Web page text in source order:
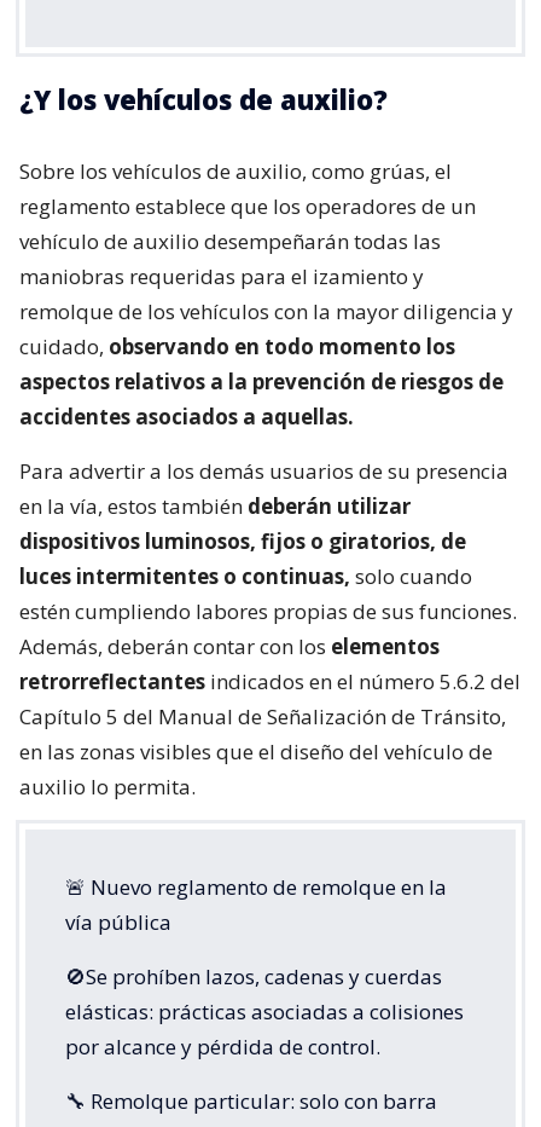
¿Y los vehículos de auxilio?
Sobre los vehículos de auxilio, como grúas, el
reglamento establece que los operadores de un
vehículo de auxilio desempeñarán todas las
maniobras requeridas para el izamiento y
remolque de los vehículos con la mayor diligencia y
cuidado, observando en todo momento los
aspectos relativos a la prevención de riesgos de
accidentes asociados a aquellas.
Para advertir a los demás usuarios de su presencia
en la vía, estos también deberán utilizar
dispositivos luminosos, fijos o giratorios, de
luces intermitentes o continuas, solo cuando
estén cumpliendo labores propias de sus funciones.
Además, deberán contar con los elementos
retrorreflectantes indicados en el número 5.6.2 del
Capítulo 5 del Manual de Señalización de Tránsito,
en las zonas visibles que el diseño del vehículo de
auxilio lo permita.
🚨 Nuevo reglamento de remolque en la
vía pública
🚫Se prohíben lazos, cadenas y cuerdas
elásticas: prácticas asociadas a colisiones
por alcance y pérdida de control.
🔧 Remolque particular: solo con barra